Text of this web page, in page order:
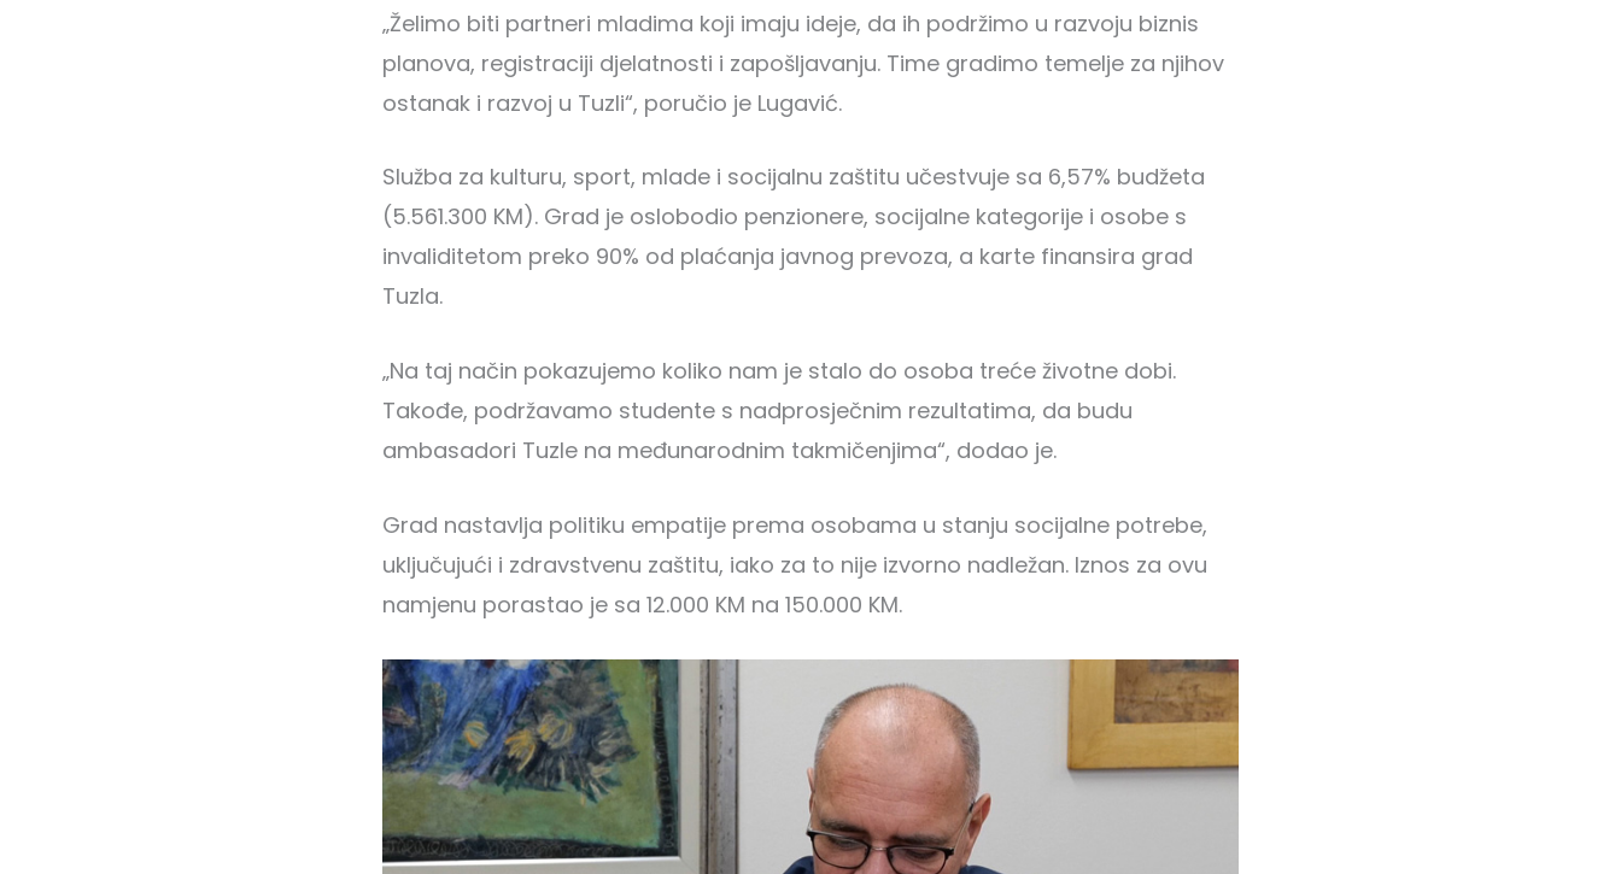
„Želimo biti partneri mladima koji imaju ideje, da ih podržimo u razvoju biznis
planova, registraciji djelatnosti i zapošljavanju. Time gradimo temelje za njihov
ostanak i razvoj u Tuzli“, poručio je Lugavić.
Služba za kulturu, sport, mlade i socijalnu zaštitu učestvuje sa 6,57% budžeta
(5.561.300 KM). Grad je oslobodio penzionere, socijalne kategorije i osobe s
invaliditetom preko 90% od plaćanja javnog prevoza, a karte finansira grad
Tuzla.
„Na taj način pokazujemo koliko nam je stalo do osoba treće životne dobi.
Takođe, podržavamo studente s nadprosječnim rezultatima, da budu
ambasadori Tuzle na međunarodnim takmičenjima“, dodao je.
Grad nastavlja politiku empatije prema osobama u stanju socijalne potrebe,
uključujući i zdravstvenu zaštitu, iako za to nije izvorno nadležan. Iznos za ovu
namjenu porastao je sa 12.000 KM na 150.000 KM.